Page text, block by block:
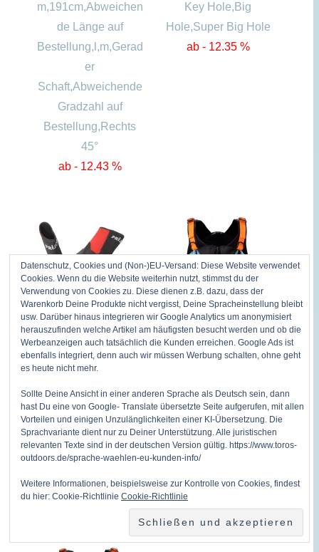
m,191cm,Abweichen
de Länge auf
Bestellung,l,m,Gerad
er
Schaft,Abweichende
Gradzahl auf
Bestellung,Rechts
45°
ab - 12.43 %
Key Hole,Big
Hole,Super Big Hole
ab - 12.35 %
4928: Prijon
Neoprenschuh
EU 35/36 orange,EU
45/46,EU 43/44,EU
41/42,EU 39/40,EU
ab - 10.34 %
5118: Hiko Sport
eastern-blue
Eastern
Blue,L/XL,S/M,XXL
Datenschutz, Cookies und (Non-)EU-Versand: Diese Website verwendet
Cookies. Wenn du die Website weiterhin nutzt, stimmst du der
Verwendung von Cookies zu. Diese dienen z.B. dazu, dass der
Warenkorb Deine Produkte nicht vergisst, Deine Spracheinstellung bleibt
usw. Darüber hinaus integrieren wir Google Analytics um anonymisiert
herauszufinden welche Artikel am häufigsten besucht werden und ob die
Werbeanzeigen auch tatsächlich die Kunden erreichen. Google Ads ist
ebenfalls integriert, denn auch wir müssen Werbung schalten, ohne geht
es heute nicht mehr.
Sollte Deine Ansicht in einer anderen Sprache als Deutsch sein, dann
hast Du eine von Google- Translate übersetzte Seite aufgerufen, mit allen
Vorteilen und einigen Unzulänglichkeiten einer KI-Übersetzung. Die
Sprachvariante dient nur zu Deiner Unterstützung. Alle juristischen
relevanten Texte sind in der deutschen Version gültig. https://www.toros-
outdoors.de/sprache-waehlen-eu-kunden-info/
Weitere Informationen, beispielsweise zur Kontrolle von Cookies, findest
du hier: Cookie-Richtlinie Cookie-Richtlinie